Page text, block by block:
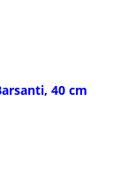
40 cm